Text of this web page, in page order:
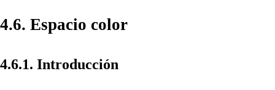
4.6. Espacio color
4.6.1. Introducción